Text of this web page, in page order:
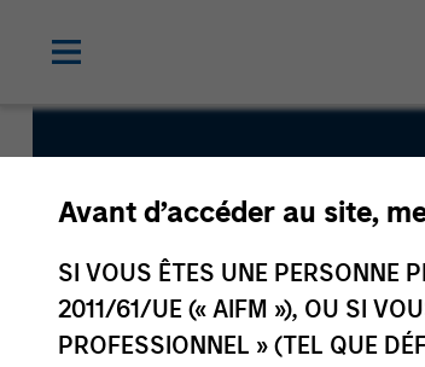
Avant d’accéder au site,
SI VOUS ÊTES UNE PERSONNE
2011/61/UE (« AIFM »), OU SI
PROFESSIONNEL » (TEL QUE
Calvert